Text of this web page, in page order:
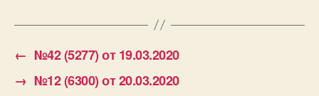
← №42 (5277) от 19.03.2020
→ №12 (6300) от 20.03.2020